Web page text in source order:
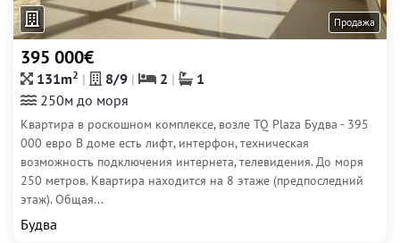
Продажа
395 000€
131m2 8/9 2
1
250м до моря
Квартира в роскошном комплексе, возле TQ Plaza Будва - 395
000 евро В доме есть лифт, интерфон, техническая
возможность подключения интернета, телевидения. До моря
250 метров. Квартира находится на 8 этаже (предпоследний
этаж). Общая...
Будва